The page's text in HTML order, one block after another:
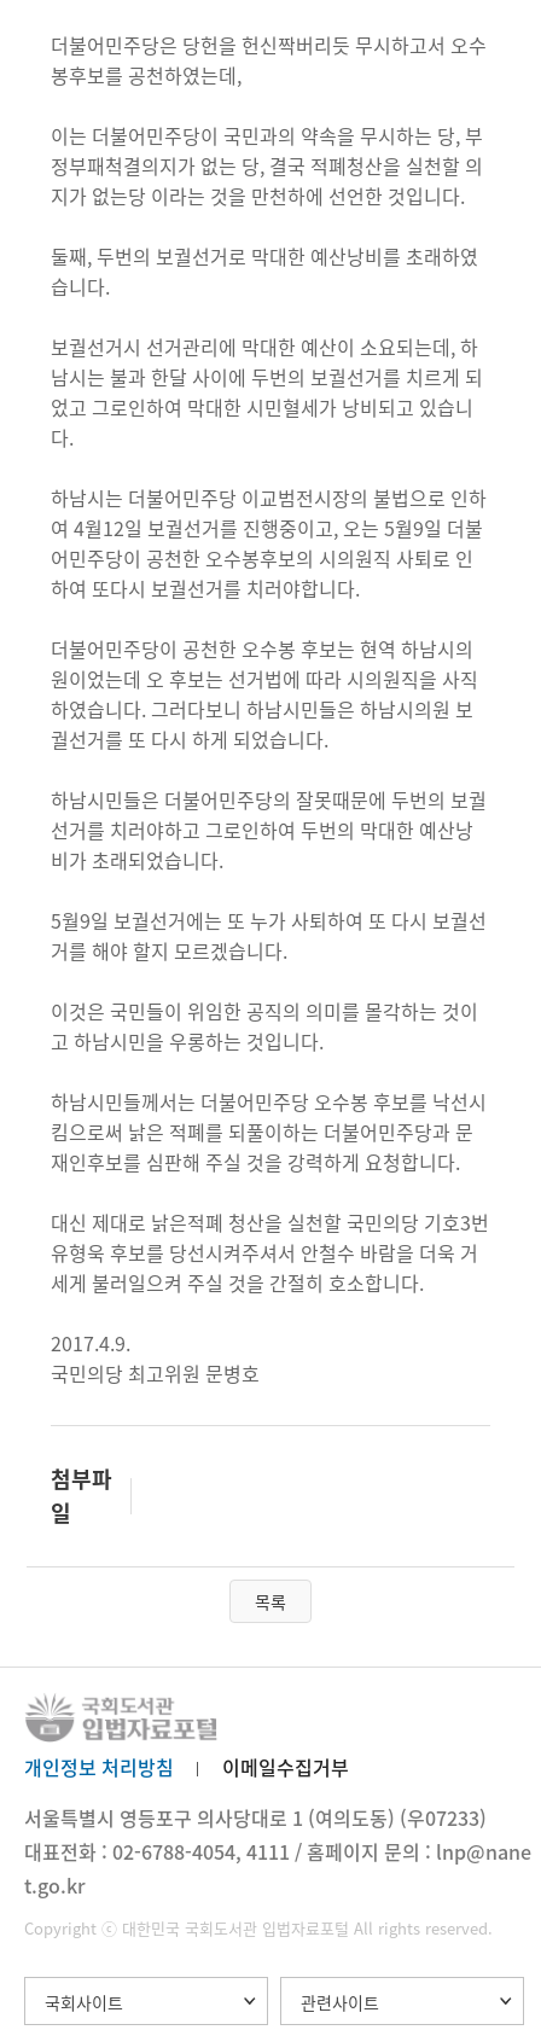
더불어민주당은 당헌을 헌신짝버리듯 무시하고서 오수
봉후보를 공천하였는데,
이는 더불어민주당이 국민과의 약속을 무시하는 당, 부
정부패척결의지가 없는 당, 결국 적폐청산을 실천할 의
지가 없는당 이라는 것을 만천하에 선언한 것입니다.
둘째, 두번의 보궐선거로 막대한 예산낭비를 초래하였
습니다.
보궐선거시 선거관리에 막대한 예산이 소요되는데, 하
남시는 불과 한달 사이에 두번의 보궐선거를 치르게 되
었고 그로인하여 막대한 시민혈세가 낭비되고 있습니
다.
하남시는 더불어민주당 이교범전시장의 불법으로 인하
여 4월12일 보궐선거를 진행중이고, 오는 5월9일 더불
어민주당이 공천한 오수봉후보의 시의원직 사퇴로 인
하여 또다시 보궐선거를 치러야합니다.
더불어민주당이 공천한 오수봉 후보는 현역 하남시의
원이었는데 오 후보는 선거법에 따라 시의원직을 사직
하였습니다. 그러다보니 하남시민들은 하남시의원 보
궐선거를 또 다시 하게 되었습니다.
하남시민들은 더불어민주당의 잘못때문에 두번의 보궐
선거를 치러야하고 그로인하여 두번의 막대한 예산낭
비가 초래되었습니다.
5월9일 보궐선거에는 또 누가 사퇴하여 또 다시 보궐선
거를 해야 할지 모르겠습니다.
이것은 국민들이 위임한 공직의 의미를 몰각하는 것이
고 하남시민을 우롱하는 것입니다.
하남시민들께서는 더불어민주당 오수봉 후보를 낙선시
킴으로써 낡은 적폐를 되풀이하는 더불어민주당과 문
재인후보를 심판해 주실 것을 강력하게 요청합니다.
대신 제대로 낡은적폐 청산을 실천할 국민의당 기호3번
유형욱 후보를 당선시켜주셔서 안철수 바람을 더욱 거
세게 불러일으켜 주실 것을 간절히 호소합니다.
2017.4.9.
국민의당 최고위원 문병호
첨부파
일
목록
개인정보 처리방침
이메일수집거부
서울특별시 영등포구 의사당대로 1 (여의도동) (우07233)
대표전화 : 02-6788-4054, 4111 / 홈페이지 문의 : lnp@nane
t.go.kr
Copyright ⓒ 대한민국 국회도서관 입법자료포털 All rights reserved.
국회사이트 관련사이트